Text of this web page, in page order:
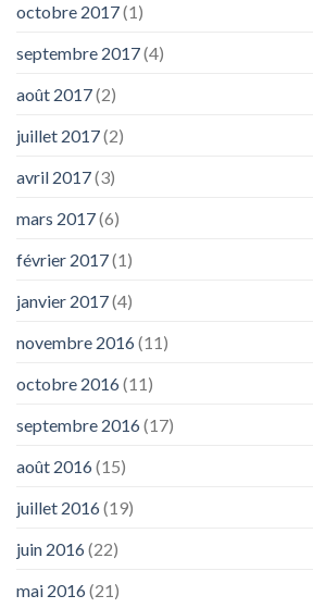
octobre 2017(1)
septembre 2017(4)
août 2017(2)
juillet 2017(2)
avril 2017(3)
mars 2017(6)
février 2017(1)
janvier 2017(4)
novembre 2016(11)
octobre 2016(11)
septembre 2016(17)
août 2016(15)
juillet 2016(19)
juin 2016(22)
mai 2016(21)